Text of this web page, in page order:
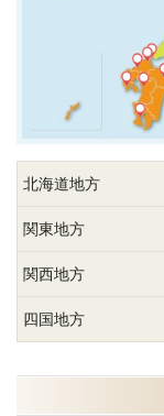
北海道地方
関東地方
関西地方
四国地方